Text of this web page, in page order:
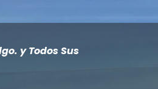
y Todos Sus